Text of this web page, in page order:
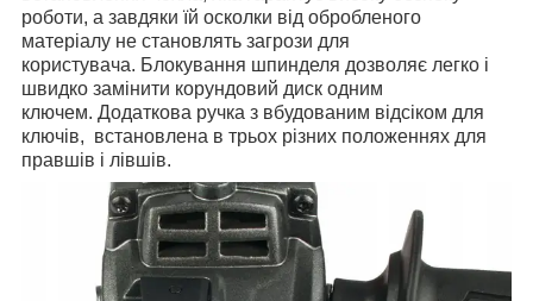
роботи, а завдяки їй осколки від обробленого
матеріалу не становлять загрози для
користувача. Блокування шпинделя дозволяє легко і
швидко замінити корундовий диск одним
ключем. Додаткова ручка з вбудованим відсіком для
ключів, встановлена в трьох різних положеннях для
правшів і лівшів.